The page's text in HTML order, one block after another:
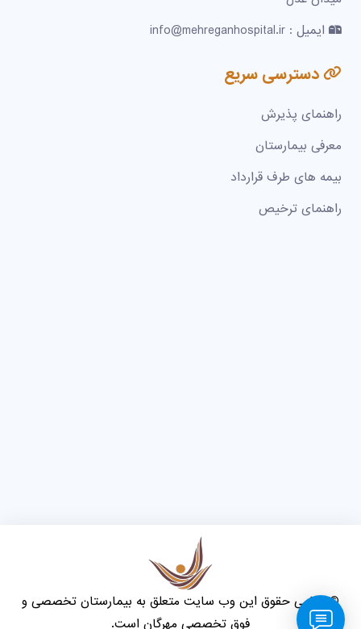
ایمیل : info@mehreganhospital.ir
دسترسی سریع
راهنمای پذیرش
معرفی بیمارستان
بیمه های طرف قرارداد
راهنمای ترخیص
© تمامی حقوق این وب سایت متعلق به بیمارستان تخصصی و
فوق تخصصی مهرگان است.